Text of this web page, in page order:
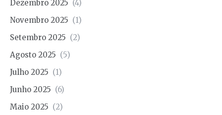
Dezembro 2025 (4)
Novembro 2025 (1)
Setembro 2025 (2)
Agosto 2025 (5)
Julho 2025 (1)
Junho 2025 (6)
Maio 2025 (2)